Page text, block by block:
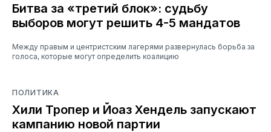
Битва за «третий блок»: судьбу
выборов могут решить 4-5 мандатов
Между правым и центристским лагерями развернулась борьба за
голоса, которые могут определить коалицию
ПОЛИТИКА
Хили Тропер и Йоаз Хендель запускают
кампанию новой партии